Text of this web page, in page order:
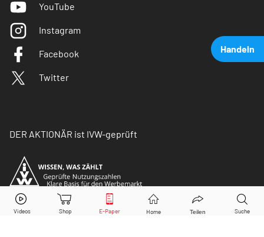
Handeln
Meta Aktie jetzt handeln?
YouTube
Instagram
Facebook
Twitter
DER AKTIONÄR ist IVW-geprüft